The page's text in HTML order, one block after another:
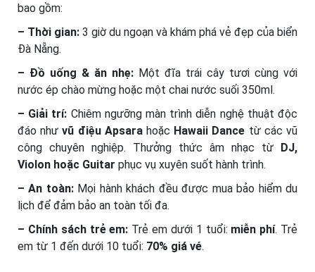
bao gồm:
– Thời gian: 3 giờ du ngoạn và khám phá vẻ đẹp của biển
Đà Nẵng.
– Đồ uống & ăn nhẹ: Một đĩa trái cây tươi cùng với
nước ép chào mừng hoặc một chai nước suối 350ml.
– Giải trí: Chiêm ngưỡng màn trình diễn nghệ thuật độc
đáo nhưvũ điệu Apsarahoặc Hawaii Dance từ các vũ
công chuyên nghiệp. Thưởng thức âm nhạc từ DJ,
Violon hoặc Guitar phục vụ xuyên suốt hành trình.
– An toàn:Mọi hành khách đều được mua bảo hiểm du
lịch để đảm bảo an toàn tối đa.
– Chính sách trẻ em: Trẻ em dưới 1 tuổi: miễn phí. Trẻ
em từ 1 đến dưới 10 tuổi: 70% giá vé.